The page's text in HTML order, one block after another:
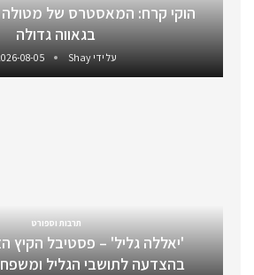
הוקי קרח: המאסטרס של מטולה
בגאווה גדולה
על ידיShay
08-05
תרבות וספורט
'יאללה גליל' – פסטיבל הקיץ
בהצדעה לתושבי הגליל